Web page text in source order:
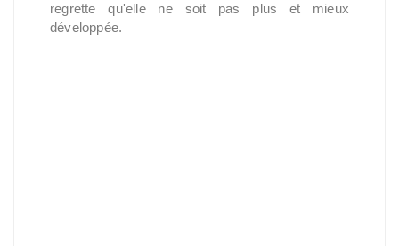
regrette qu'elle ne soit pas plus et mieux
développée.